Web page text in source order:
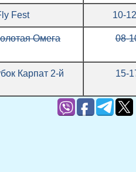
Fest 10-
Омега
08-
Карпат 2-й
15-